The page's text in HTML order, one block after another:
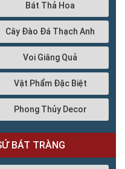
Bát Thả Hoa
Cây Đào Đá Thạch Anh
Voi Giâng Quả
Vật Phẩm Đặc Biệt
Phong Thủy Decor
BÁT TRÀNG